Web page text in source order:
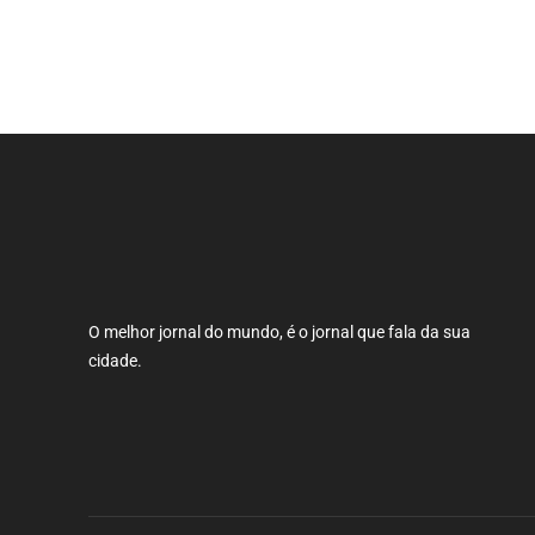
O melhor jornal do mundo, é o jornal que fala da sua
cidade.